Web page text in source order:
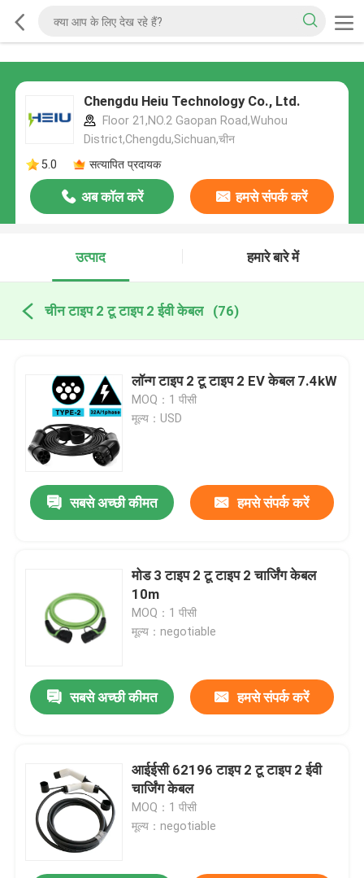
Chengdu Heiu Technology Co., Ltd.
Floor 21,NO.2 Gaopan Road,Wuhou
District,Chengdu,Sichuan,चीन
5.0
सत्यापित प्रदायक
अब कॉल करें हमसे संपर्क करें
उत्पाद हमारे बारे में
चीन टाइप 2 टू टाइप 2 ईवी केबल (76)
लॉन्ग टाइप 2 टू टाइप 2 EV केबल 7.4kW
MOQ：1 पीसी
मूल्य：USD
सबसे अच्छी कीमत हमसे संपर्क करें
मोड 3 टाइप 2 टू टाइप 2 चार्जिंग केबल
10m
MOQ：1 पीसी
मूल्य：negotiable
सबसे अच्छी कीमत हमसे संपर्क करें
आईईसी 62196 टाइप 2 टू टाइप 2 ईवी
चार्जिंग केबल
MOQ：1 पीसी
मूल्य：negotiable